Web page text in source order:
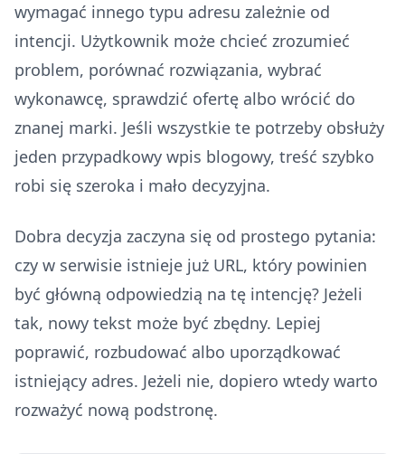
wymagać innego typu adresu zależnie od
intencji. Użytkownik może chcieć zrozumieć
problem, porównać rozwiązania, wybrać
wykonawcę, sprawdzić ofertę albo wrócić do
znanej marki. Jeśli wszystkie te potrzeby obsłuży
jeden przypadkowy wpis blogowy, treść szybko
robi się szeroka i mało decyzyjna.
Dobra decyzja zaczyna się od prostego pytania:
czy w serwisie istnieje już URL, który powinien
być główną odpowiedzią na tę intencję? Jeżeli
tak, nowy tekst może być zbędny. Lepiej
poprawić, rozbudować albo uporządkować
istniejący adres. Jeżeli nie, dopiero wtedy warto
rozważyć nową podstronę.